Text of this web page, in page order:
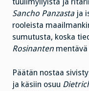
tuulimyllyistä ja
Sancho Panzasta ja
rooleista
sumutusta, koska
Rosinanten mentävä
Päätän nostaa
ja käsiin osuu